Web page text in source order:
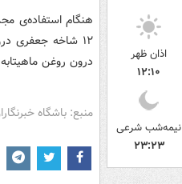
اذان ظهر
۱۲:۱۰
نیمه‌شب شرعی
۲۳:۲۳
درون روغن
منبع: باشگاه